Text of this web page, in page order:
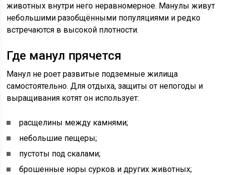
животных внутри него неравномерное. Манулы живут
небольшими разобщёнными популяциями и редко
встречаются в высокой плотности.
Где манул прячется
Манул не роет развитые подземные жилища
самостоятельно. Для отдыха, защиты от непогоды и
выращивания котят он использует:
расщелины между камнями;
небольшие пещеры;
пустоты под скалами;
брошенные норы сурков и других животных;